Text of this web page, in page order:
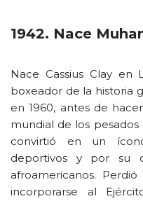
1942. Nace
Nace Cassius Clay en
boxeador de la historia
en 1960, antes de
mundial de los pesados
convirtió en un
deportivos y por su
afroamericanos.
incorporarse al